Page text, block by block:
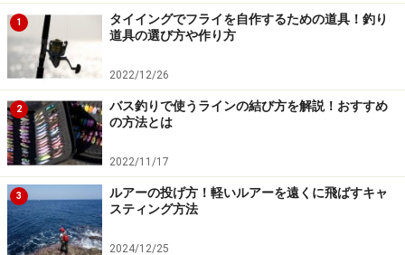
エギングで使われるサイズは2.5号～4.0号で、センチメ
ートルに換算すると約7.5cm～12cmになる。市販されて
いる餌木はほぼすべて0.5号刻みなので下の画像にあるよ
うに、大きいほうから4.0号、3.5号、3.0号、2.5号という
具合になる。号数の選び方だが、大型のイカになるほど
餌木を大きく、逆に小型のイカほど小さくすればよい。
1
タイイングでフライを自作するための道具！釣り
道具の選び方や作り方
2022/12/26
2
バス釣りで使うラインの結び方を解説！おすすめ
の方法とは
2022/11/17
3
ルアーの投げ方！軽いルアーを遠くに飛ばすキャ
スティング方法
2024/12/25